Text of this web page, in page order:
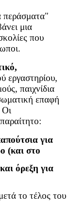
μια
που
εργαστηρίου,
παιχνίδια
επαφή
για
(και στο
όρεξη για
το τέλος του